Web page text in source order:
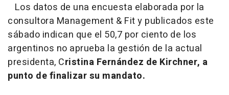
Los datos de una encuesta elaborada por la
consultora Management & Fit y publicados este
sábado indican que el 50,7 por ciento de los
argentinos no aprueba la gestión de la actual
presidenta, Cristina Fernández de Kirchner, a
punto de finalizar su mandato.